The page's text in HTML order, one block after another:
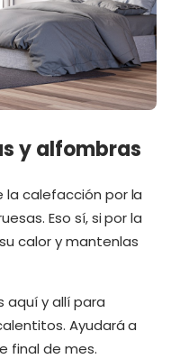
y alfombras
calefacción por la
Eso sí, si por la
calor y mantenlas
aquí y allí para
Ayudará a
final de mes.